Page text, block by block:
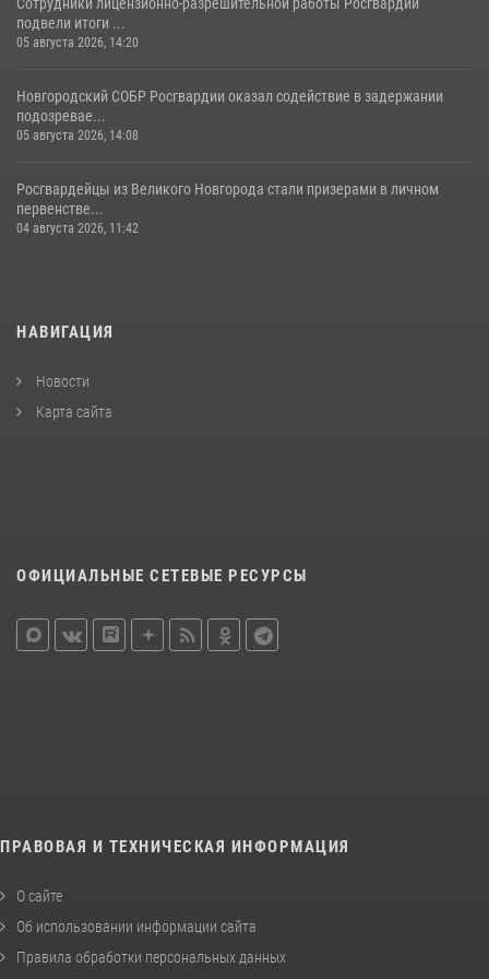
подвели итоги ...
05 августа 2026, 14:20
Новгородский СОБР Росгвардии оказал содействие в задержании
подозревае...
05 августа 2026, 14:08
Росгвардейцы из Великого Новгорода стали призерами в личном
первенстве...
04 августа 2026, 11:42
НАВИГАЦИЯ
Новости
Карта сайта
ОФИЦИАЛЬНЫЕ СЕТЕВЫЕ РЕСУРСЫ
ПРАВОВАЯ И ТЕХНИЧЕСКАЯ ИНФОРМАЦИЯ
О сайте
Об использовании информации сайта
Правила обработки персональных данных